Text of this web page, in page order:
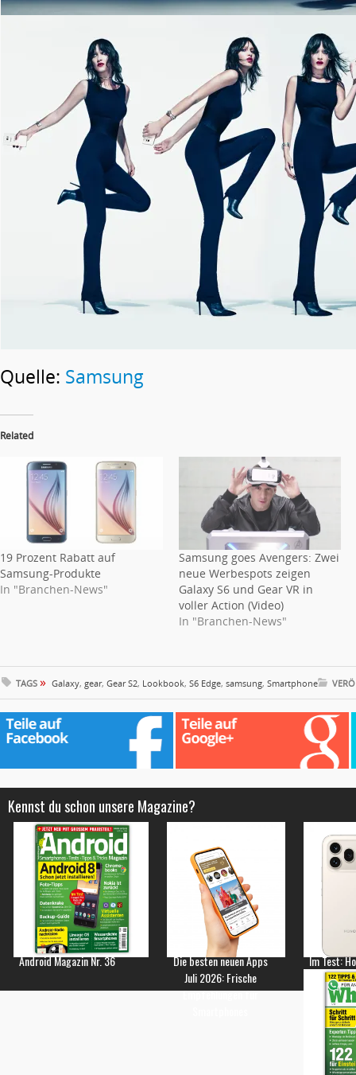
Quelle: Samsung
Related
19 Prozent Rabatt auf
Samsung-Produkte
In "Branchen-News"
Samsung goes Avengers: Zwei
neue Werbespots zeigen
Galaxy S6 und Gear VR in
voller Action (Video)
In "Branchen-News"
TAGS » Galaxy, gear, Gear S2, Lookbook, S6 Edge, samsung, Smartphone
Kennst du schon unsere Magazine?
Android Magazin Nr. 36
Die besten neuen Apps
Juli 2026: Frische
Empfehlungen für
Im Test: